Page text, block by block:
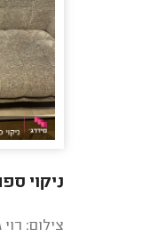
ניקוי
צילום: